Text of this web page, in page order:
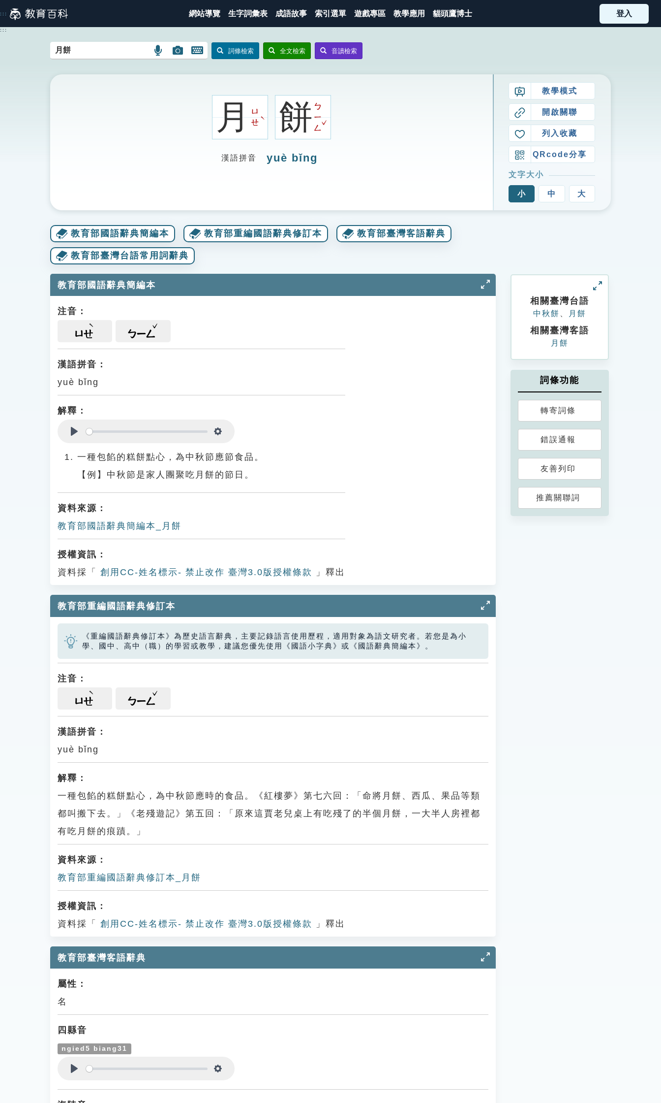
到
主
::: 網站導覽 生字詞彙表 成語故事 索引選單 遊戲專區 教學應用 貓頭鷹博士 登入
:::
語
搜
圖
搜
開
鍵
詞條檢索 全文檢索 音讀檢索
月ㄩ
ㄝ
ˋ 餅ㄅ
ㄧ
ㄥ
ˇ
漢語拼音 yuè bǐng
教學模式
開啟關聯
列入收藏
QRcode分享
文字大小
小 中 大
教育部國語辭典簡編本 教育部重編國語辭典修訂本 教育部臺灣客語辭典
教育部臺灣台語常用詞辭典
教育部國語辭典簡編本
注音：
ㄩㄝ ㄅㄧㄥ
漢語拼音：
yuè bǐng
解釋：
一種包餡的糕餅點心，為中秋節應節食品。
【例】中秋節是家人團聚吃月餅的節日。
資料來源：
教育部國語辭典簡編本_月餅
授權資訊：
資料採「
創用CC-姓名標示- 禁止改作 臺灣3.0版授權條款 」釋出
教育部重編國語辭典修訂本
《重編國語辭典修訂本》為歷史語言辭典，主要記錄語言使用歷程，適用對象為語文研究者。若您是為小
學、國中、高中（職）的學習或教學，建議您優先使用《國語小字典》或《國語辭典簡編本》。
注音：
ㄩㄝ ㄅㄧㄥ
漢語拼音：
yuè bǐng
解釋：
一種包餡的糕餅點心，為中秋節應時的食品。《紅樓夢》第七六回：「命將月餅、西瓜、果品等類
都叫搬下去。」《老殘遊記》第五回：「原來這賈老兒桌上有吃殘了的半個月餅，一大半人房裡都
有吃月餅的痕蹟。」
資料來源：
教育部重編國語辭典修訂本_月餅
授權資訊：
資料採「
創用CC-姓名標示- 禁止改作 臺灣3.0版授權條款 」釋出
教育部臺灣客語辭典
屬性：
名
四縣音
ngied5 biang31
相關臺灣台語
中秋餅 月餅
相關臺灣客語
月餅
詞條功能
轉寄詞條
錯誤通報
友善列印
推薦關聯詞